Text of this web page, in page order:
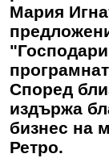
Мария
Според
издържа
бизнес на
Ретро.